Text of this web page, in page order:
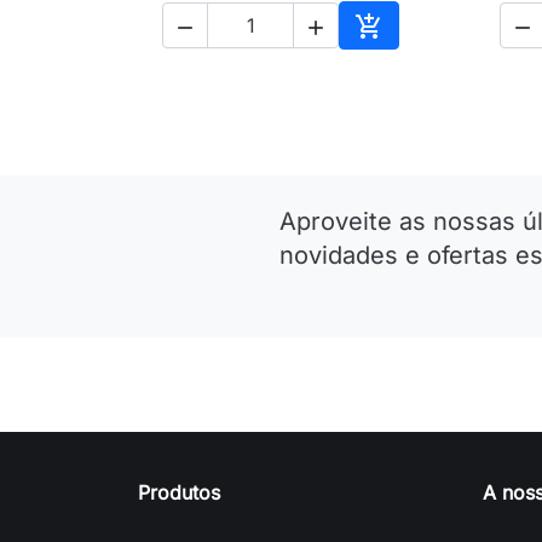
  
Adicionar ao

Aproveite as nossas
novidades e ofertas
Produtos A